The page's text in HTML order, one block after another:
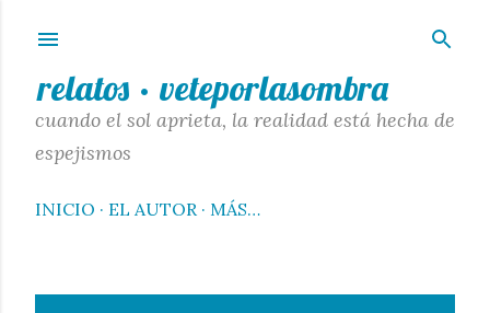
relatos · veteporlasombra
cuando el sol aprieta, la realidad está hecha de
espejismos
INICIO EL AUTOR MÁS…